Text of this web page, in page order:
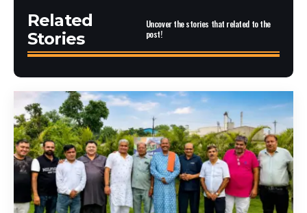
Related
Stories
Uncover the stories that related to the
post!